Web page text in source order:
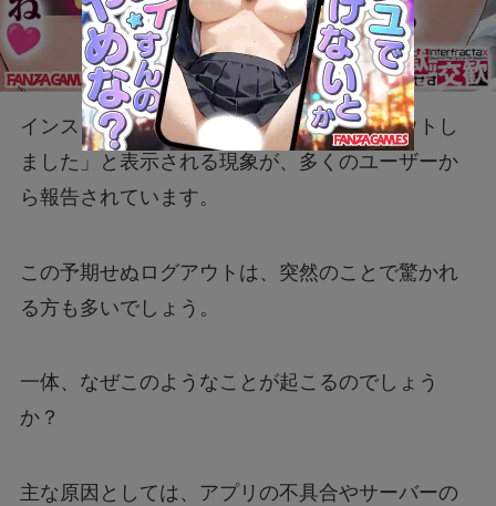
インスタグラムを利用中に「勝手にログアウトし
ました」と表示される現象が、多くのユーザーか
ら報告されています。
この予期せぬログアウトは、突然のことで驚かれ
る方も多いでしょう。
一体、なぜこのようなことが起こるのでしょう
か？
主な原因としては、アプリの不具合やサーバーの